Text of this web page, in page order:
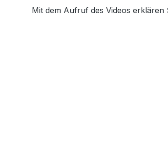
Mit dem Aufruf des Videos erklären